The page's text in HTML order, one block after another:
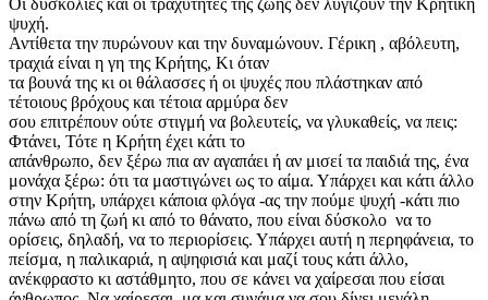
ψυχή.
Αντίθετα την πυρώνουν και την δυναμώνουν. Γέρικη , αβόλευτη,
τραχιά είναι η γη της Κρήτης, Κι όταν
τα βουνά της κι οι θάλασσες ή οι ψυχές που πλάστηκαν από
τέτοιους βρόχους και τέτοια αρμύρα δεν
σου επιτρέπουν ούτε στιγμή να βολευτείς, να γλυκαθείς, να πεις:
Φτάνει, Τότε η Κρήτη έχει κάτι το
απάνθρωπο, δεν ξέρω πια αν αγαπάει ή αν μισεί τα παιδιά της, ένα
μονάχα ξέρω: ότι τα μαστιγώνει ως το αίμα. Υπάρχει και κάτι άλλο
στην Κρήτη, υπάρχει κάποια φλόγα -ας την πούμε ψυχή -κάτι πιο
πάνω από τη ζωή κι από το θάνατο, που είναι δύσκολο να το
ορίσεις, δηλαδή, να το περιορίσεις. Υπάρχει αυτή η περηφάνεια, το
πείσμα, η παλικαριά, η αψηφισιά και μαζί τους κάτι άλλο,
ανέκφραστο κι αστάθμητο, που σε κάνει να χαίρεσαι που είσαι